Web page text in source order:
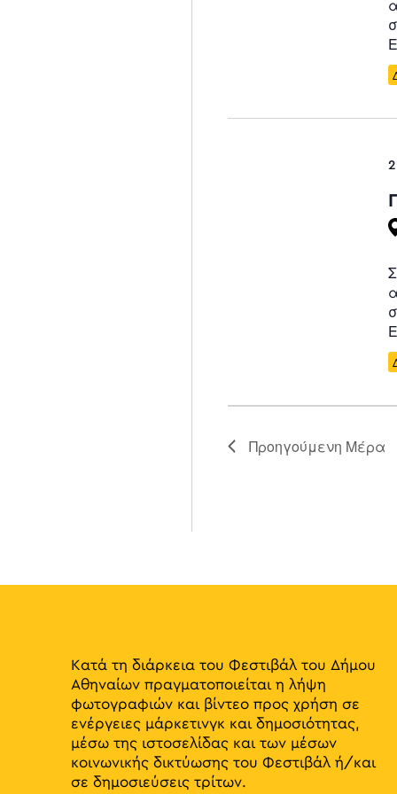
Προηγούμενη Μέρα
Κατά τη διάρκεια του Φεστιβάλ του Δήμου
Αθηναίων πραγματοποιείται η λήψη
φωτογραφιών και βίντεο προς χρήση σε
ενέργειες μάρκετινγκ και δημοσιότητας,
μέσω της ιστοσελίδας και των μέσων
κοινωνικής δικτύωσης του Φεστιβάλ ή/και
σε δημοσιεύσεις τρίτων.